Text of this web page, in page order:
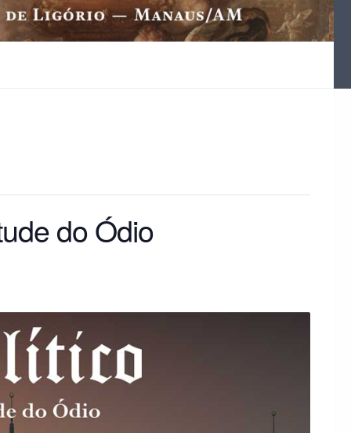
do Ódio